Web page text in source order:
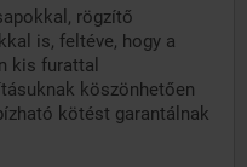
rögzítő
is, feltéve, hogy a
kis furattal
köszönhetően
kötést garantálnak